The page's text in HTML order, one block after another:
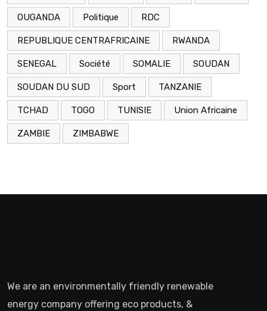
OUGANDA Politique RDC
REPUBLIQUE CENTRAFRICAINE RWANDA
SENEGAL Société SOMALIE SOUDAN
SOUDAN DU SUD Sport TANZANIE
TCHAD TOGO TUNISIE Union Africaine
ZAMBIE ZIMBABWE
We are an environmentally friendly renewable
energy company offering eco products, &